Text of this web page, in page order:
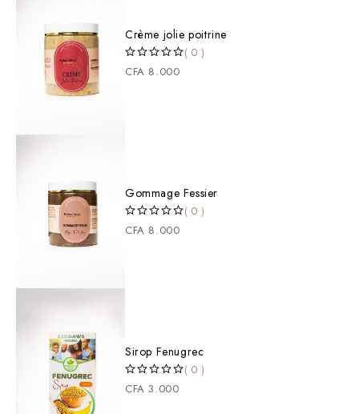
Crème jolie poitrine
( 0 )
CFA 8.000
Gommage Fessier
( 0 )
CFA 8.000
Sirop Fenugrec
( 0 )
CFA 3.000